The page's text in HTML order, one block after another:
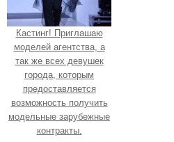
Кастинг! Приглашаю
моделей агентства, а
так же всех девушек
города, которым
предоставляется
возможность получить
модельные зарубежные
контракты.